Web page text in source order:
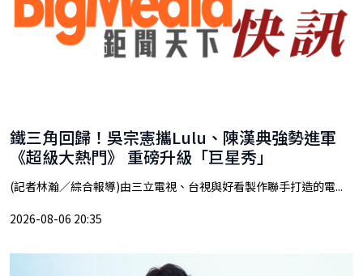
鐵三角回歸！吳宗憲攜Lulu、陳漢典強勢進軍
《超級大熱門》 重磅升級「巨星秀」
(記者林瀚／綜合報導)由三立電視、台視與好看製作聯手打造的電...
2026-08-06 20:35